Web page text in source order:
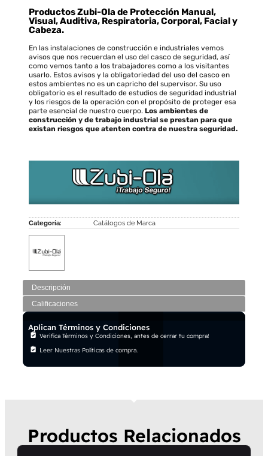
Descripción
Calificaciones
ProductosZubi-Ola de Protección Manual,
Visual, Auditiva, Respiratoria, Corporal, Facial y
Cabeza.
En las instalaciones de construcción e industriales vemos
avisos que nos recuerdan el uso del casco de seguridad, así
como vemos tanto a los trabajadores como a los visitantes
usarlo. Estos avisos y la obligatoriedad del uso del casco en
estos ambientes no es un capricho del supervisor. Su uso
obligatorio es el resultado de estudios de seguridad industrial
y los riesgos de la operación con el propósito de proteger esa
parte esencial de nuestro cuerpo. Los ambientes de
construcción y de trabajo industrial se prestan para que
existan riesgos que atenten contra de nuestra seguridad.
Categoría: Catálogos de Marca
Aplican Términos y Condiciones
Verifica Términos y Condiciones, antes de cerrar tu compra!
Leer Nuestras Políticas de compra.
Productos Relacionados